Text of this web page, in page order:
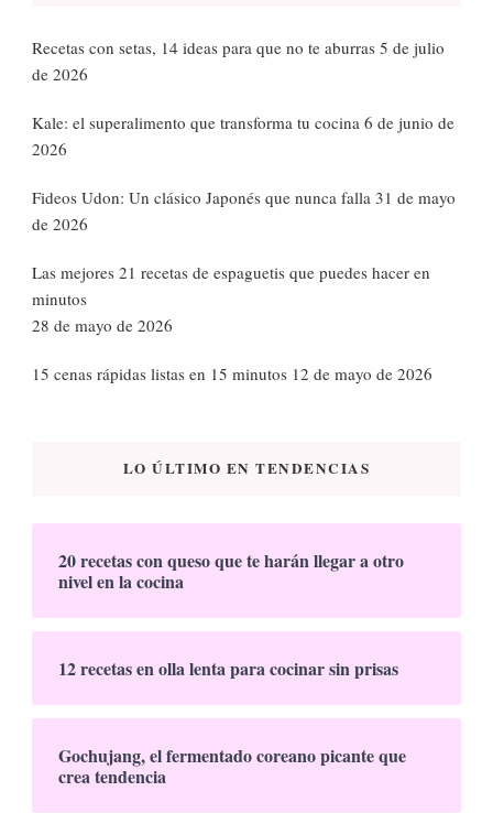
Recetas con setas, 14 ideas para que no te aburras 5 de julio
de 2026
Kale: el superalimento que transforma tu cocina 6 de junio de
2026
Fideos Udon: Un clásico Japonés que nunca falla 31 de mayo
de 2026
Las mejores 21 recetas de espaguetis que puedes hacer en
minutos
28 de mayo de 2026
15 cenas rápidas listas en 15 minutos 12 de mayo de 2026
LO ÚLTIMO EN TENDENCIAS
20 recetas con queso que te harán llegar a otro
nivel en la cocina
12 recetas en olla lenta para cocinar sin prisas
Gochujang, el fermentado coreano picante que
crea tendencia